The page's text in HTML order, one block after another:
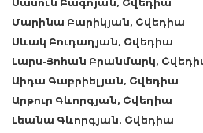
Սասուն Բագոյան, Շվեդիա
Մարինա Բարիկյան, Շվեդիա
Սևակ Բուդաղյան, Շվեդիա
Լարս-Յոհան Բրանմարկ,
Աիդա Գաբրիելյան, Շվեդիա
Արթուր Գևորգյան, Շվեդիա
Լեանա Գևորգյան, Շվեդիա